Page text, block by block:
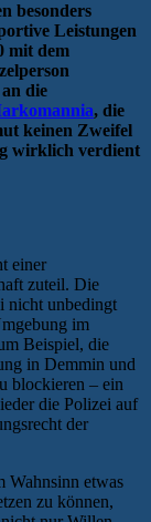
besonders
Leistungen
mit dem
die
, die
keinen Zweifel
wirklich verdient
einer
zuteil. Die
nicht unbedingt
im
Beispiel, die
in Demmin und
blockieren – ein
die Polizei auf
der
Wahnsinn etwas
zu können,